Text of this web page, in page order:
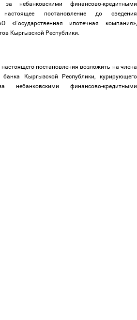
небанковскими финансово-кредитными
настоящее постановление до сведения
«Государственная ипотечная компания»,
Кыргызской Республики.
постановления возложить на члена
Кыргызской Республики, курирующего
финансово-кредитными